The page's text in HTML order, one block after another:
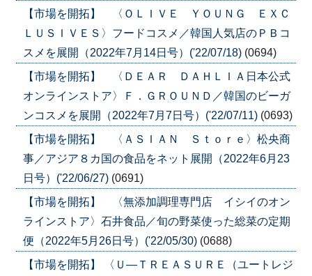
【市場を開拓】 〈ＯＬＩＶＥ ＹＯＵＮＧ ＥＸＣ
ＬＵＳＩＶＥＳ〉フードコスメ／韓国人気店のＰＢコ
スメを展開（2022年7月14日号）('22/07/18) (0694)
【市場を開拓】 〈ＤＥＡＲ ＤＡＨＬＩＡ日本公式
オンラインストア〉Ｆ．ＧＲＯＵＮＤ／韓国のビーガ
ンコスメを展開（2022年7月7日号）('22/07/11) (0693)
【市場を開拓】 〈ＡＳＩＡＮ Ｓｔｏｒｅ〉松央商
事／アジア８カ国の食品をネット展開（2022年6月23
日号）('22/06/27) (0691)
【市場を開拓】 〈無添加調理専門店 イシイのオン
ラインストア〉石井食品／旬の野菜使った総菜の定期
便（2022年5月26日号）('22/05/30) (0688)
【市場を開拓】 〈Ｕ―ＴＲＥＡＳＵＲＥ（ユートレジ